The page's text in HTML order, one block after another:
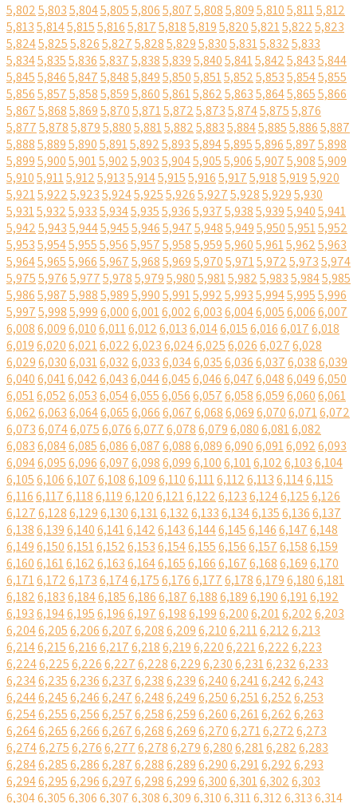
5,8025,8035,8045,8055,8065,8075,8085,8095,8105,8115,812
5,8135,8145,8155,8165,8175,8185,8195,8205,8215,8225,823
5,8245,8255,8265,8275,8285,8295,8305,8315,8325,833
5,8345,8355,8365,8375,8385,8395,8405,8415,8425,8435,844
5,8455,8465,8475,8485,8495,8505,8515,8525,8535,8545,855
5,8565,8575,8585,8595,8605,8615,8625,8635,8645,8655,866
5,8675,8685,8695,8705,8715,8725,8735,8745,8755,876
5,8775,8785,8795,8805,8815,8825,8835,8845,8855,8865,887
5,8885,8895,8905,8915,8925,8935,8945,8955,8965,8975,898
5,8995,9005,9015,9025,9035,9045,9055,9065,9075,9085,909
5,9105,9115,9125,9135,9145,9155,9165,9175,9185,9195,920
5,9215,9225,9235,9245,9255,9265,9275,9285,9295,930
5,9315,9325,9335,9345,9355,9365,9375,9385,9395,9405,941
5,9425,9435,9445,9455,9465,9475,9485,9495,9505,9515,952
5,9535,9545,9555,9565,9575,9585,9595,9605,9615,9625,963
5,9645,9655,9665,9675,9685,9695,9705,9715,9725,9735,974
5,9755,9765,9775,9785,9795,9805,9815,9825,9835,9845,985
5,9865,9875,9885,9895,9905,9915,9925,9935,9945,9955,996
5,9975,9985,9996,0006,0016,0026,0036,0046,0056,0066,007
6,0086,0096,0106,0116,0126,0136,0146,0156,0166,0176,018
6,0196,0206,0216,0226,0236,0246,0256,0266,0276,028
6,0296,0306,0316,0326,0336,0346,0356,0366,0376,0386,039
6,0406,0416,0426,0436,0446,0456,0466,0476,0486,0496,050
6,0516,0526,0536,0546,0556,0566,0576,0586,0596,0606,061
6,0626,0636,0646,0656,0666,0676,0686,0696,0706,0716,072
6,0736,0746,0756,0766,0776,0786,0796,0806,0816,082
6,0836,0846,0856,0866,0876,0886,0896,0906,0916,0926,093
6,0946,0956,0966,0976,0986,0996,1006,1016,1026,1036,104
6,1056,1066,1076,1086,1096,1106,1116,1126,1136,1146,115
6,1166,1176,1186,1196,1206,1216,1226,1236,1246,1256,126
6,1276,1286,1296,1306,1316,1326,1336,1346,1356,1366,137
6,1386,1396,1406,1416,1426,1436,1446,1456,1466,1476,148
6,1496,1506,1516,1526,1536,1546,1556,1566,1576,1586,159
6,1606,1616,1626,1636,1646,1656,1666,1676,1686,1696,170
6,1716,1726,1736,1746,1756,1766,1776,1786,1796,1806,181
6,1826,1836,1846,1856,1866,1876,1886,1896,1906,1916,192
6,1936,1946,1956,1966,1976,1986,1996,2006,2016,2026,203
6,2046,2056,2066,2076,2086,2096,2106,2116,2126,213
6,2146,2156,2166,2176,2186,2196,2206,2216,2226,223
6,2246,2256,2266,2276,2286,2296,2306,2316,2326,233
6,2346,2356,2366,2376,2386,2396,2406,2416,2426,243
6,2446,2456,2466,2476,2486,2496,2506,2516,2526,253
6,2546,2556,2566,2576,2586,2596,2606,2616,2626,263
6,2646,2656,2666,2676,2686,2696,2706,2716,2726,273
6,2746,2756,2766,2776,2786,2796,2806,2816,2826,283
6,2846,2856,2866,2876,2886,2896,2906,2916,2926,293
6,2946,2956,2966,2976,2986,2996,3006,3016,3026,303
6,3046,3056,3066,3076,3086,3096,3106,3116,3126,3136,314